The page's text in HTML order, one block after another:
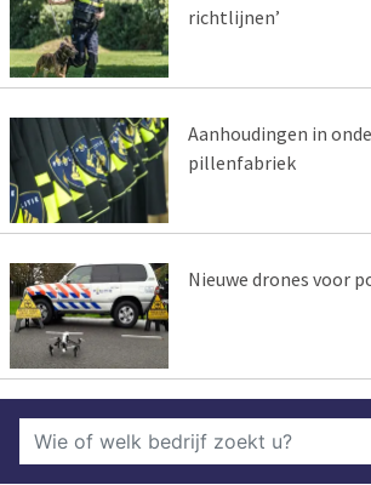
richtlijnen’
Aanhoudingen in
pillenfabriek
Nieuwe drones voor